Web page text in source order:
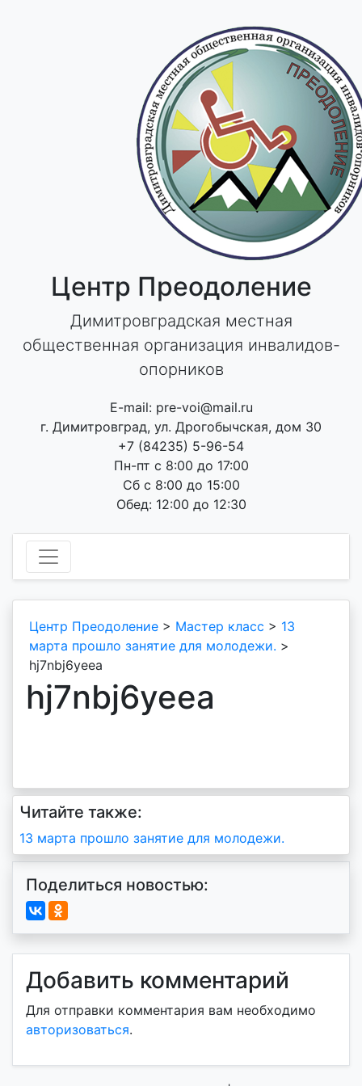
Центр Преодоление
Димитровградская местная
общественная организация инвалидов-
опорников
E-mail: pre-voi@mail.ru
г. Димитровград, ул. Дрогобычская, дом 30
+7 (84235) 5-96-54
Пн-пт с 8:00 до 17:00
Сб с 8:00 до 15:00
Обед: 12:00 до 12:30
Центр Преодоление > Мастер класс > 13
марта прошло занятие для молодежи. >
hj7nbj6yeea
hj7nbj6yeea
Читайте также:
Навигация
по
записям
13 марта прошло занятие для молодежи.
Поделиться новостью:
Добавить комментарий
Для отправки комментария вам необходимо
авторизоваться.